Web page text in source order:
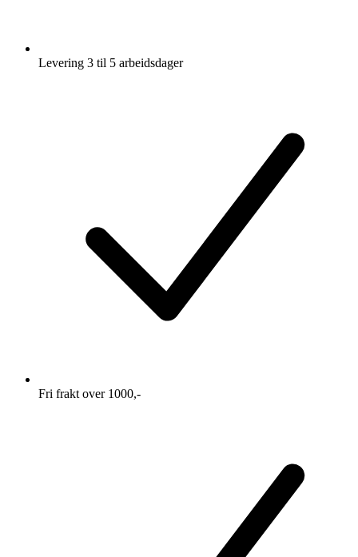
Levering 3 til 5 arbeidsdager
Fri frakt over 1000,-